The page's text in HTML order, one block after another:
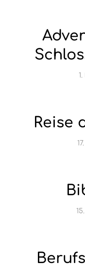
Reise